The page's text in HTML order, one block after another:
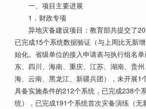
一、项目主要进展
1．财政专项
异地灾备建设项目：教育部共提交了20
已完成15个系统数据验证（与上周比无新
始化。省级单位的接入申请表与执行组名
东、四川、海南、重庆、江苏、湖南、贵
海、云南、黑龙江、新疆兵团），未开展
具备实施条件的212个系统，已完成238个
统），已完成191个系统首次灾备演练（